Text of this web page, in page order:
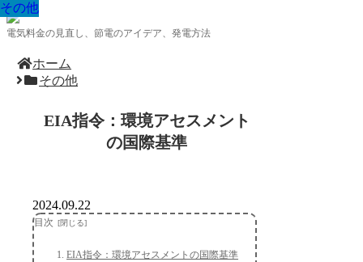
電気料金の見直し、節電のアイデア、発電方法
ホーム
その他
EIA指令：環境アセスメント
の国際基準
その他
2024.09.22
目次
EIA指令：環境アセスメントの国際基準
その他
その他
その他
その他
その他
その他
その他
その他